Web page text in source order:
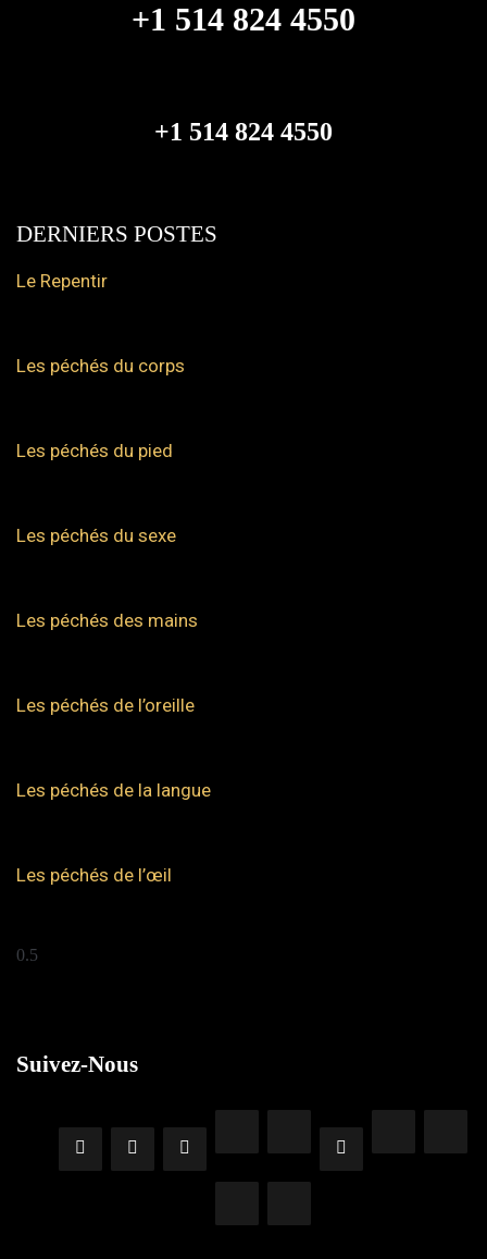
+1 514 824 4550
+1 514 824 4550
DERNIERS POSTES
Le Repentir
Les péchés du corps
Les péchés du pied
Les péchés du sexe
Les péchés des mains
Les péchés de l’oreille
Les péchés de la langue
Les péchés de l’œil
Suivez-Nous